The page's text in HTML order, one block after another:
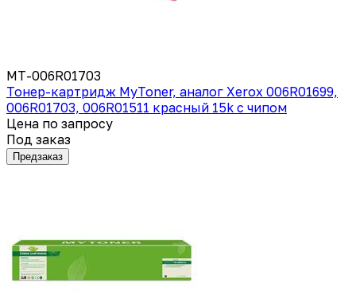
MT-006R01703
Тонер-картридж MyToner, аналог Xerox 006R01699,
006R01703, 006R01511 красный 15k с чипом
Цена по запросу
Под заказ
Предзаказ